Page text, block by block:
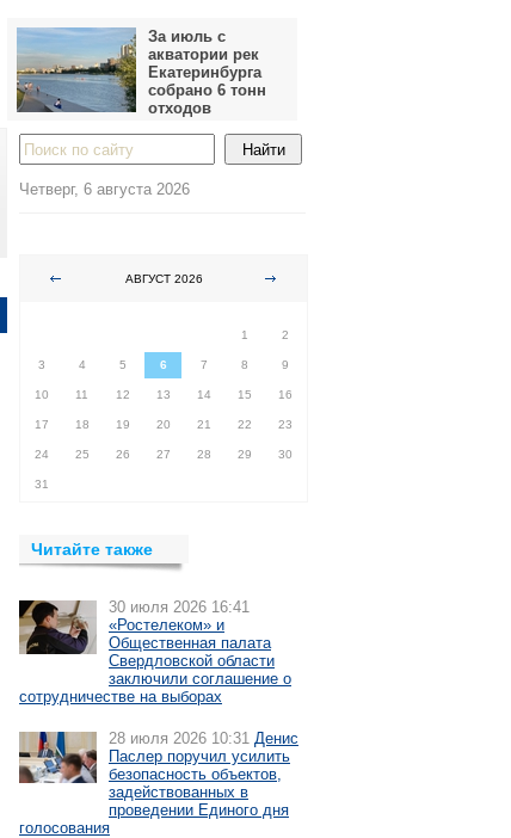
За июль с
акватории рек
Екатеринбурга
собрано 6 тонн
отходов
Четверг, 6 августа 2026
АВГУСТ 2026
1
2
3 4 5 6 7 8 9
10 11 12 13 14 15 16
17 18 19 20 21 22 23
24 25 26 27 28 29 30
31
Читайте также
30 июля 2026 16:41
«Ростелеком» и
Общественная палата
Свердловской области
заключили соглашение о
сотрудничестве на выборах
28 июля 2026 10:31 Денис
Паслер поручил усилить
безопасность объектов,
задействованных в
проведении Единого дня
голосования